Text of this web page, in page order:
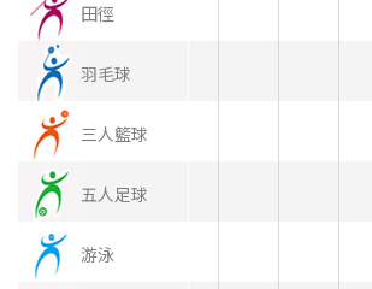
田徑
羽毛球
三人籃球
五人足球
游泳